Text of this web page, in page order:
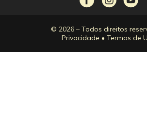
© 2026 – Todos direitos
Privacidade • Termos de